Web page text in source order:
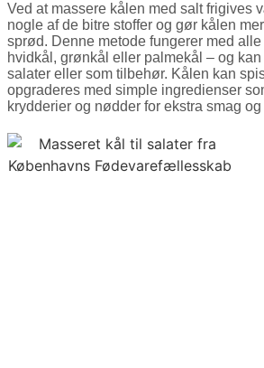
Ved at massere kålen med salt frigives
nogle af de bitre stoffer og gør kålen
sprød. Denne metode fungerer med
hvidkål, grønkål eller palmekål – og kan
salater eller som tilbehør. Kålen kan
opgraderes med simple ingredienser
krydderier og nødder for ekstra smag og